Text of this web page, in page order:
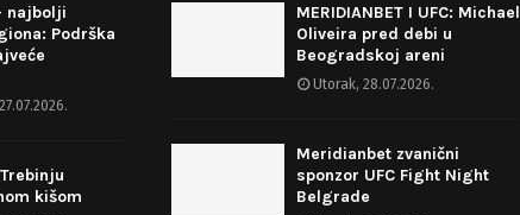
najbolji
Podrška
kišom
MERIDIANBET I UFC: Michael
Oliveira pred debi u
Beogradskoj areni
Utorak, 28.07.2026.
Meridianbet zvanični
sponzor UFC Fight Night
Belgrade